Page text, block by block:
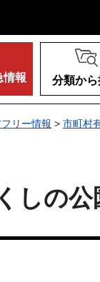
情報 分類か
リー情報 > 市町村
しの公